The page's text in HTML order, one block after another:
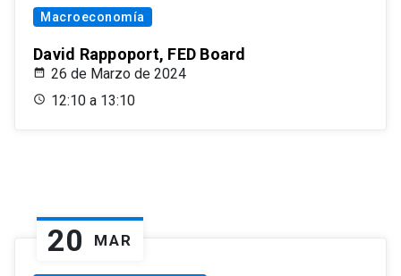
Macroeconomía
David Rappoport, FED Board
26 de Marzo de 2024
12:10 a 13:10
20 MAR